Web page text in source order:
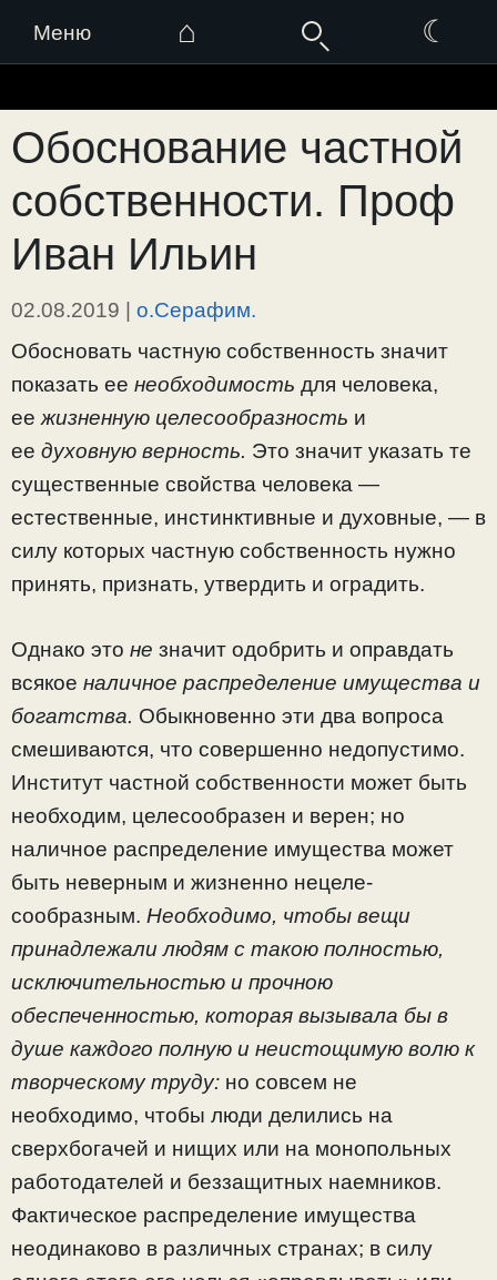
Меню ⌂ ☾
к
содержимому
Обоснование частной
собственности. Проф
Иван Ильин
02.08.2019 | о.Серафим.
Обосновать частную собственность значит
показать ее необходимость для человека,
ее жизненную целесооб­разность и
ее духовную верность. Это значит указать те
существенные свойства человека —
естественные, инстинк­тивные и духовные, — в
силу которых частную собствен­ность нужно
принять, признать, утвердить и оградить.
Однако это не значит одобрить и оправдать
всякое на­личное распределение имущества и
богатства. Обыкновен­но эти два вопроса
смешиваются, что совершенно недо­пустимо.
Институт частной собственности может быть
не­обходим, целесообразен и верен; но
наличное распределе­ние имущества может
быть неверным и жизненно нецеле­
сообразным. Необходимо, чтобы вещи
принадлежали лю­дям с такою полностью,
исключительностью и прочною
обеспеченностью, которая вызывала бы в
душе каждого полную и неистощимую волю к
творческому труду: но сов­сем не
необходимо, чтобы люди делились на
сверхбогачей и нищих или на монопольных
работодателей и беззащит­ных наемников.
Фактическое распределение имущества
неодинаково в различных странах; в силу